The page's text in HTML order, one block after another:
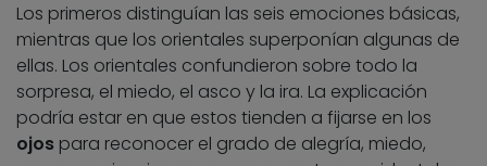
Los primeros distinguían las seis emociones básicas,
mientras que los orientales superponían algunas de
ellas. Los orientales confundieron sobre todo la
sorpresa, el miedo, el asco y la ira. La explicación
podría estar en que estos tienden a fijarse en los
ojos para reconocer el grado de alegría, miedo,